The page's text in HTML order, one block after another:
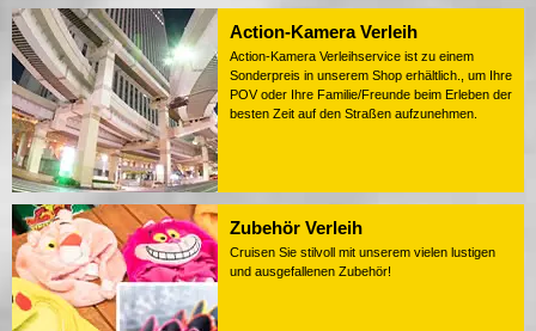
Action-Kamera Verleih
Action-Kamera Verleihservice ist zu einem
Sonderpreis in unserem Shop erhältlich., um Ihre
POV oder Ihre Familie/Freunde beim Erleben der
besten Zeit auf den Straßen aufzunehmen.
Zubehör Verleih
Cruisen Sie stilvoll mit unserem vielen lustigen
und ausgefallenen Zubehör!